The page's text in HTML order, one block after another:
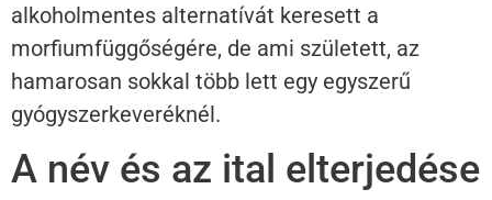
alkoholmentes alternatívát keresett a
morfiumfüggőségére, de ami született, az
hamarosan sokkal több lett egy egyszerű
gyógyszerkeveréknél.
A név és az ital elterjedése